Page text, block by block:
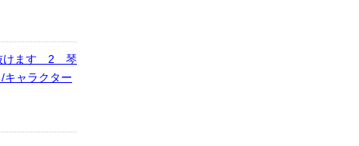
けます 2 琴
ャラクター